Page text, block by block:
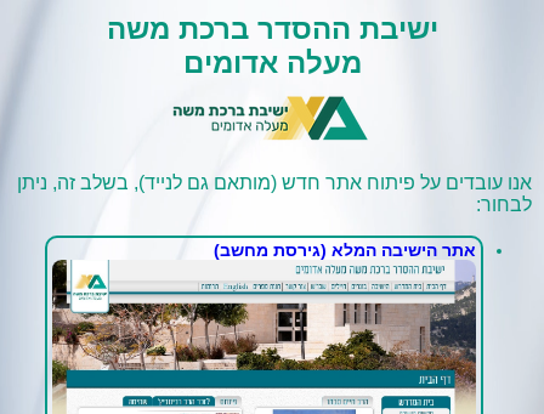
ישיבת ההסדר ברכת משה
מעלה אדומים
אנו עובדים על פיתוח אתר חדש (מותאם גם לנייד), בשלב זה, ניתן
לבחור:
אתר הישיבה המלא (גירסת מחשב)